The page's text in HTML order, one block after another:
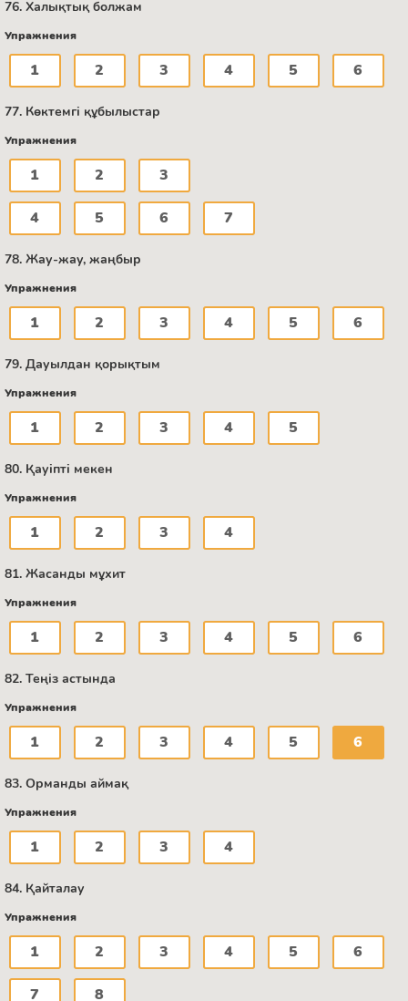
76. Халықтық болжам
Упражнения
1 2 3 4 5 6
77. Көктемгі құбылыстар
Упражнения
1 2 3
4 5 6 7
78. Жау-жау, жаңбыр
Упражнения
1 2 3 4 5 6
79. Дауылдан қорықтым
Упражнения
1 2 3 4 5
80. Қауіпті мекен
Упражнения
1 2 3 4
81. Жасанды мұхит
Упражнения
1 2 3 4 5 6
82. Теңіз астында
Упражнения
1 2 3 4 5 6
83. Орманды аймақ
Упражнения
1 2 3 4
84. Қайталау
Упражнения
1 2 3 4 5 6
7 8